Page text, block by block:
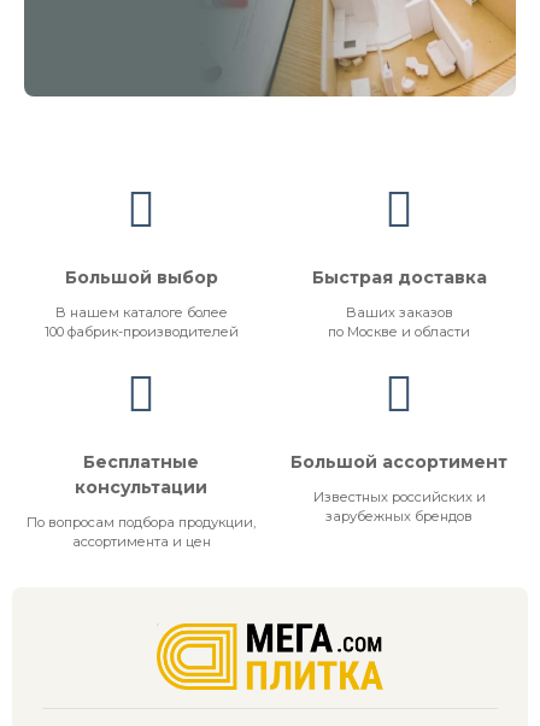
Большой выбор
В нашем каталоге более
100 фабрик-производителей
Быстрая доставка
Ваших заказов
по Москве и области
Бесплатные
консультации
По вопросам подбора продукции,
ассортимента и цен
Большой ассортимент
Известных российских и
зарубежных брендов